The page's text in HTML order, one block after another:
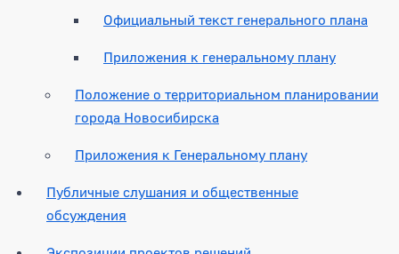
Официальный текст генерального плана
Приложения к генеральному плану
Положение о территориальном планировании
города Новосибирска
Приложения к Генеральному плану
Публичные слушания и общественные
обсуждения